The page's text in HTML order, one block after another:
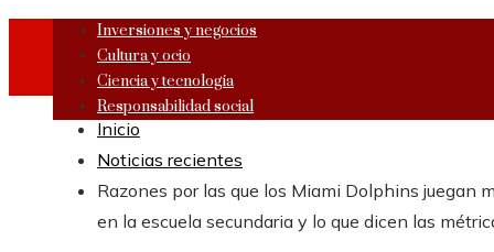
Inversiones y negocios
Cultura y ocio
Ciencia y tecnología
Responsabilidad social
Inicio
Noticias recientes
Razones por las que los Miami Dolphins juegan
en la escuela secundaria y lo que dicen las